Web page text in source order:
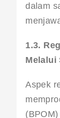
dalam
1.3.
Melalui
Aspek